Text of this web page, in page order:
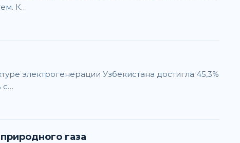
К…
электрогенерации Узбекистана достигла 45,3%
с…
газа